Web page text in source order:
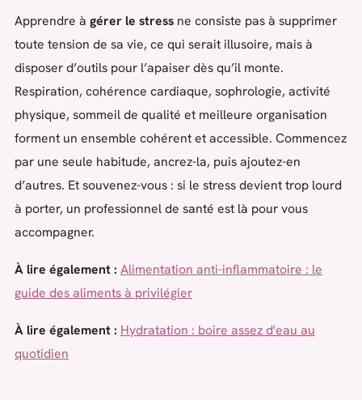
Apprendre à gérer le stress ne consiste pas à supprimer
toute tension de sa vie, ce qui serait illusoire, mais à
disposer d’outils pour l’apaiser dès qu’il monte.
Respiration, cohérence cardiaque, sophrologie, activité
physique, sommeil de qualité et meilleure organisation
forment un ensemble cohérent et accessible. Commencez
par une seule habitude, ancrez-la, puis ajoutez-en
d’autres. Et souvenez-vous : si le stress devient trop lourd
à porter, un professionnel de santé est là pour vous
accompagner.
À lire également : Alimentation anti-inflammatoire : le
guide des aliments à privilégier
À lire également : Hydratation : boire assez d'eau au
quotidien